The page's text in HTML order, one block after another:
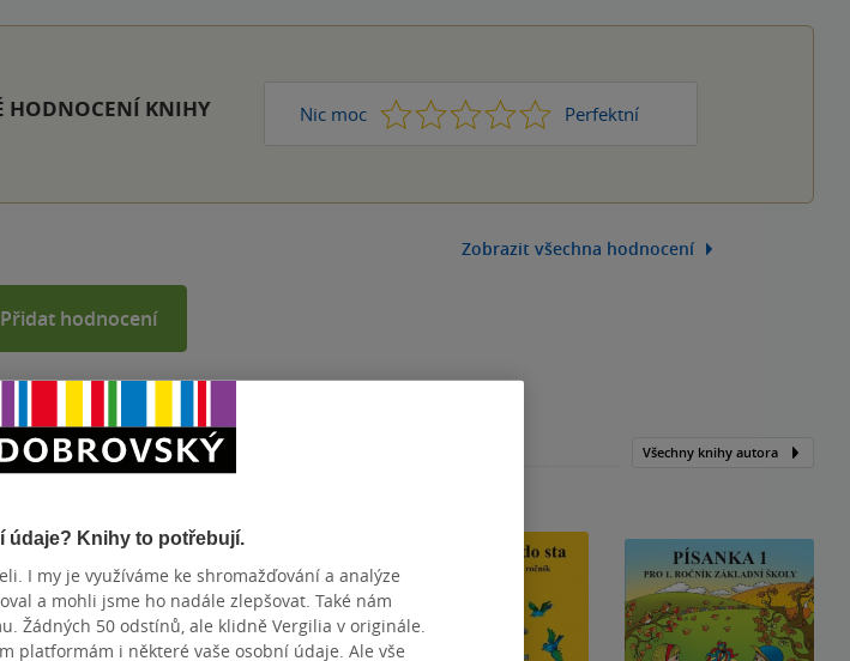
HODNOCENÍ KNIHY Nic moc 1 2 3 4 Perfektní
5
Zobrazit všechna hodnocení
Přidat hodnocení
Všechny knihy autora
údaje? Knihy to potřebují.
I my je využíváme ke shromažďování a analýze
a mohli jsme ho nadále zlepšovat. Také nám
Žádných 50 odstínů, ale klidně Vergilia v originále.
platformám i některé vaše osobní údaje. Ale vše